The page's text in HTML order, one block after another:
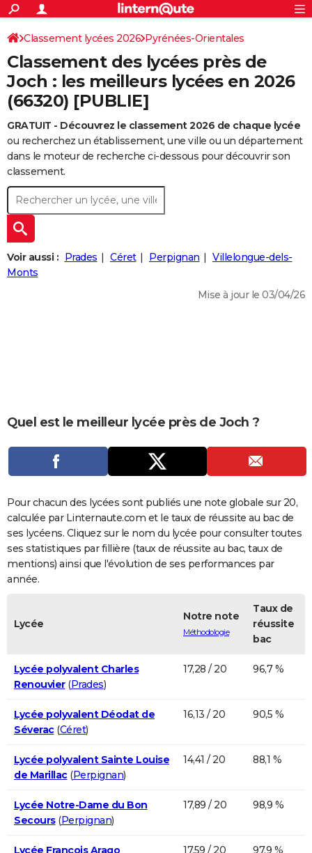
ACTUALITÉS
Politique
Société
Faits Divers
Education
Monde
Villes
+
SPORT
Coupe du monde 2026
Football
Tennis
Cyclisme
Rugby
Forum
CULTURE
Programme TV
TNT
Streaming
Cinéma
Sorties cinéma
Musique
+
FINANCE
Retraite
Impôts
Epargne
Immobilier
Risques naturels par ville
Banque
Assurance
Crédit
AUTO
Essais
Réserver un essai
Citadines
Berlines
SUV
Forum auto
+
HIGH-TECH
BRICOLAGE
Forum
Aménagement intérieur
Extérieur
Cuisine
Salle de bains
Jardinage
Rangement
+WEEK-END
Guides de France
Escapades
Patrimoine
Expositions
Musées
Week-end nature
+
LIFESTYLE
Art de vivre
Bien-être
Loisirs
Mode
Modes de vie
+SANTE
Dictionnaire
Biographies
Expressions
Proverbes
PROGRAMME TV
COPAINS D'AVANT
S'inscrire
Se connecter
Lycées
Collèges
Primaires
Universités
Entreprises
Service militaire
Avis de recherche
AVIS DE DÉCÈS
FORUM
Bricolage
Lifestyle
Culture
Sport
Auto
Television
Voyage
Cinema
Rechercher
S'inscrire
Connexion
Classement lycées 2026 Pyrénées-Orientales
Classement des lycées près de
Joch : les meilleurs lycées en 2026
(66320) [PUBLIE]
GRATUIT - Découvrez le classement 2026 de chaque lycée
ou recherchez un établissement, une ville ou un département
dans le moteur de recherche ci-dessous pour découvrir son
classement.
Voir aussi : Prades Céret Perpignan
Villelongue-dels-
Monts
Mise à jour le 03/04/26
Quel est le meilleur lycée près de Joch ?
Pour chacun des lycées sont publiés une note globale sur 20,
calculée par Linternaute.com et le taux de réussite au bac de
ses lycéens. Cliquez sur le nom du lycée pour consulter toutes
ses statistiques par fillière (taux de réussite au bac, taux de
mentions) ainsi que l'évolution de ses performances par
année.
Lycée
Notre note
Méthodologie
Taux de
réussite
bac
Lycée polyvalent Charles
Renouvier(Prades)
17,28 / 20 96,7 %
Lycée polyvalent Déodat de
Séverac(Céret)
16,13 / 20 90,5 %
Lycée polyvalent Sainte Louise
de Marillac(Perpignan)
14,41 / 20 88,1 %
Lycée Notre-Dame du Bon
Secours(Perpignan)
17,89 / 20 98,9 %
Lycée François Arago
17,59 / 20 97,9 %